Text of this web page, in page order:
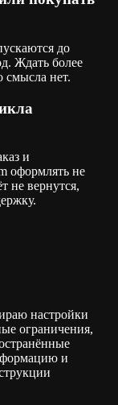
до
Ждать более
смысла нет.
и
оформлять не
не вернутся,
настройки
ограничения,
и